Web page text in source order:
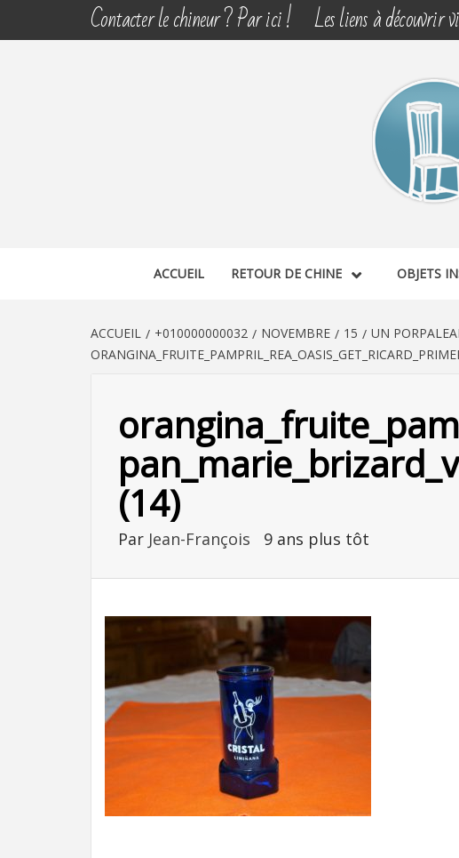
Contacter le chineur ? Par ici ! Les liens à découvrir
CHINE
ACCUEIL RETOUR DE CHINE OBJETS
ACCUEIL +010000000032 NOVEMBRE 15
UN
(14)
Par Jean-François 9 ans plus tôt